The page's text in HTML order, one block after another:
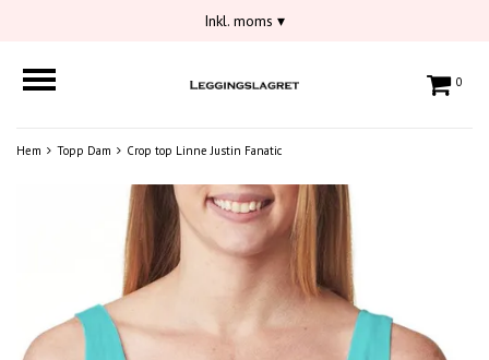
Inkl. moms ▾
0
Hem Topp Dam Crop top Linne Justin Fanatic